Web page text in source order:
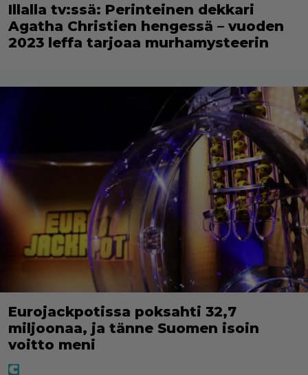
Illalla tv:ssä: Perinteinen dekkari
Agatha Christien hengessä – vuoden
2023 leffa tarjoaa murhamysteerin
Eurojackpotissa poksahti 32,7
miljoonaa, ja tänne Suomen isoin
voitto meni